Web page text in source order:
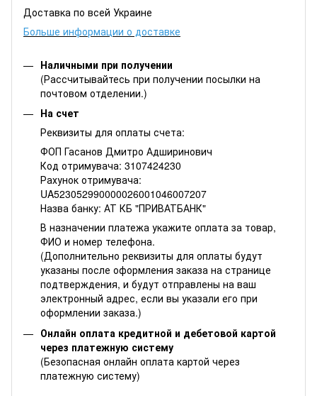
Доставка по всей Украине
Больше информации о доставке
Наличными при получении
(Рассчитывайтесь при получении посылки на
почтовом отделении.)
На счет
Реквизиты для оплаты счета:
ФОП Гасанов Дмитро Адширинович
Код отримувача: 3107424230
Рахунок отримувача:
UA523052990000026001046007207
Назва банку: АТ КБ "ПРИВАТБАНК"
В назначении платежа укажите оплата за товар,
ФИО и номер телефона.
(Дополнительно реквизиты для оплаты будут
указаны после оформления заказа на странице
подтверждения, и будут отправлены на ваш
электронный адрес, если вы указали его при
оформлении заказа.)
Онлайн оплата кредитной и дебетовой картой
через платежную систему
(Безопасная онлайн оплата картой через
платежную систему)